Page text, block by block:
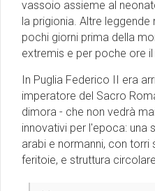
vassoio assieme al
la prigionia. Altre
pochi giorni prima della
extremis e per poche ore
In Puglia Federico II era
imperatore del Sacro
dimora - che non vedrà
innovativi per l'epoca: una
arabi e normanni, con torri
feritoie, e struttura